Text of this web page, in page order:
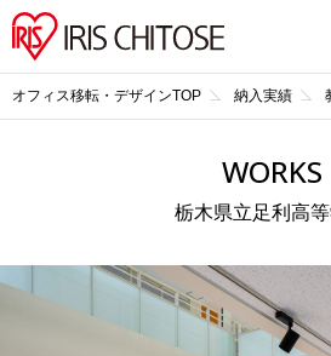
オフィス移転・デザインTOP 納入実績
WORKS
栃木県立足利高